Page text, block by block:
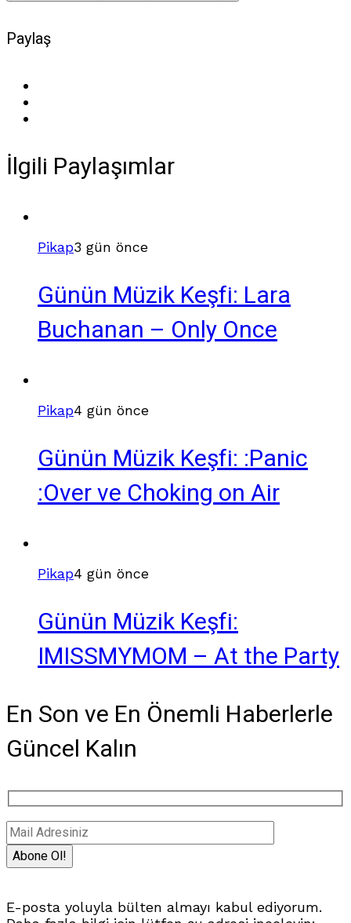
Paylaş
İlgili Paylaşımlar
Pikap3 gün önce
Günün Müzik Keşfi: Lara
Buchanan – Only Once
Pikap4 gün önce
Günün Müzik Keşfi: :Panic
:Over ve Choking on Air
Pikap4 gün önce
Günün Müzik Keşfi:
IMISSMYMOM – At the Party
En Son ve En Önemli Haberlerle
Güncel Kalın
E-posta yoluyla bülten almayı kabul ediyorum.